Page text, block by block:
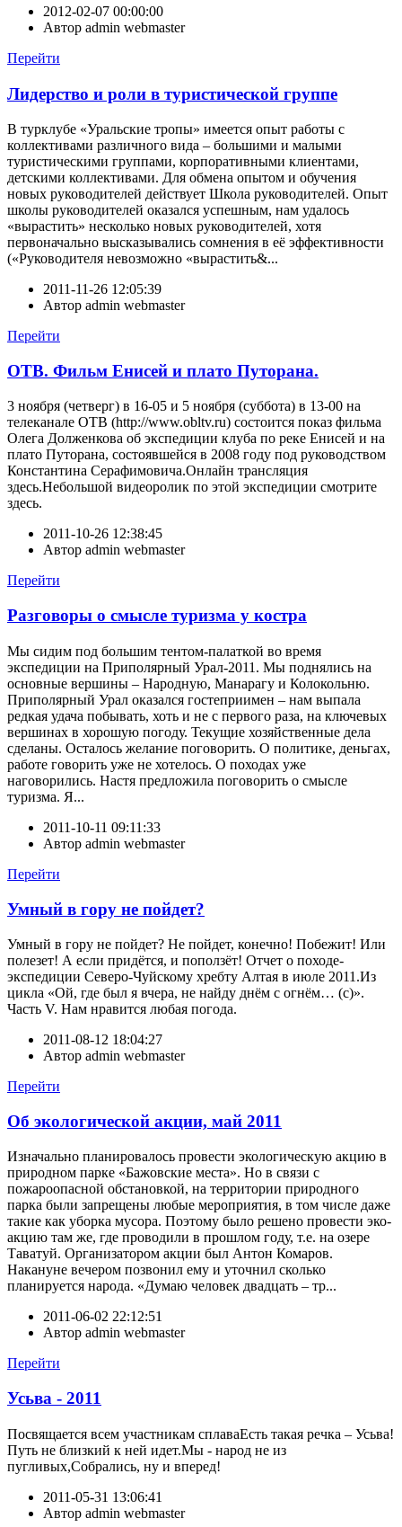
2012-02-07 00:00:00
Автор admin webmaster
Перейти
Лидерство и роли в туристической группе
В турклубе «Уральские тропы» имеется опыт работы с
коллективами различного вида – большими и малыми
туристическими группами, корпоративными клиентами,
детскими коллективами. Для обмена опытом и обучения
новых руководителей действует Школа руководителей. Опыт
школы руководителей оказался успешным, нам удалось
«вырастить» несколько новых руководителей, хотя
первоначально высказывались сомнения в её эффективности
(«Руководителя невозможно «вырастить&...
2011-11-26 12:05:39
Автор admin webmaster
Перейти
ОТВ. Фильм Енисей и плато Путорана.
3 ноября (четверг) в 16-05 и 5 ноября (суббота) в 13-00 на
телеканале ОТВ (http://www.obltv.ru) состоится показ фильма
Олега Долженкова об экспедиции клуба по реке Енисей и на
плато Путорана, состоявшейся в 2008 году под руководством
Константина Серафимовича.Онлайн трансляция
здесь.Небольшой видеоролик по этой экспедиции смотрите
здесь.
2011-10-26 12:38:45
Автор admin webmaster
Перейти
Разговоры о смысле туризма у костра
Мы сидим под большим тентом-палаткой во время
экспедиции на Приполярный Урал-2011. Мы поднялись на
основные вершины – Народную, Манарагу и Колокольню.
Приполярный Урал оказался гостеприимен – нам выпала
редкая удача побывать, хоть и не с первого раза, на ключевых
вершинах в хорошую погоду. Текущие хозяйственные дела
сделаны. Осталось желание поговорить. О политике, деньгах,
работе говорить уже не хотелось. О походах уже
наговорились. Настя предложила поговорить о смысле
туризма. Я...
2011-10-11 09:11:33
Автор admin webmaster
Перейти
Умный в гору не пойдет?
Умный в гору не пойдет? Не пойдет, конечно! Побежит! Или
полезет! А если придётся, и поползёт! Отчет о походе-
экспедиции Северо-Чуйскому хребту Алтая в июле 2011.Из
цикла «Ой, где был я вчера, не найду днём с огнём… (с)».
Часть V. Нам нравится любая погода.
2011-08-12 18:04:27
Автор admin webmaster
Перейти
Об экологической акции, май 2011
Изначально планировалось провести экологическую акцию в
природном парке «Бажовские места». Но в связи с
пожароопасной обстановкой, на территории природного
парка были запрещены любые мероприятия, в том числе даже
такие как уборка мусора. Поэтому было решено провести эко-
акцию там же, где проводили в прошлом году, т.е. на озере
Таватуй. Организатором акции был Антон Комаров.
Накануне вечером позвонил ему и уточнил сколько
планируется народа. «Думаю человек двадцать – тр...
2011-06-02 22:12:51
Автор admin webmaster
Перейти
Усьва - 2011
Посвящается всем участникам сплаваЕсть такая речка – Усьва!
Путь не близкий к ней идет.Мы - народ не из
пугливых,Собрались, ну и вперед!
2011-05-31 13:06:41
Автор admin webmaster